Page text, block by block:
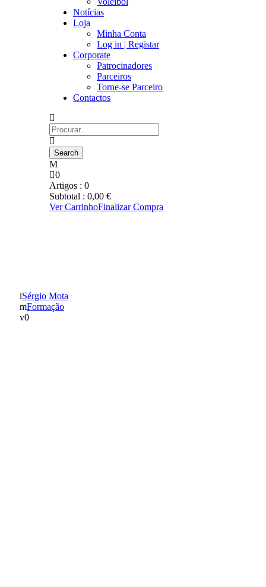
Notícias
Loja
Minha Conta
Log in | Registar
Corporate
Patrocinadores
Parceiros
Torne-se Parceiro
Contactos
0
Artigos : 0
Subtotal : 0,00 €
Ver CarrinhoFinalizar Compra
Sérgio Mota
Formação
0